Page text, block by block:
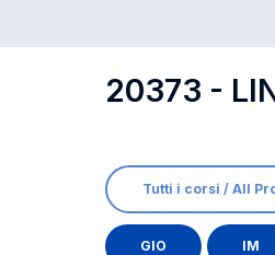
20373 -
Tutti i corsi / All
GIO IM